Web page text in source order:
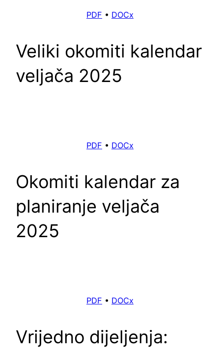
PDF • DOCx
Veliki okomiti kalendar
veljača 2025
PDF • DOCx
Okomiti kalendar za
planiranje veljača
2025
PDF • DOCx
Vrijedno dijeljenja: